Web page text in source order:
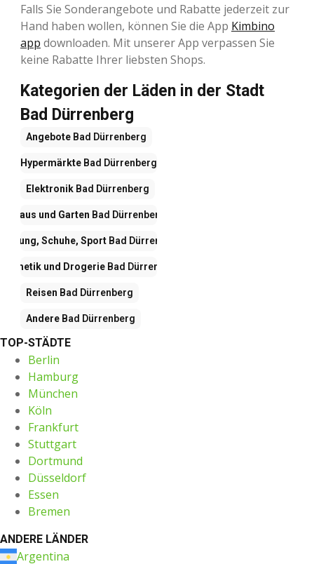
Falls Sie Sonderangebote und Rabatte jederzeit zur
Hand haben wollen, können Sie die App Kimbino
app downloaden. Mit unserer App verpassen Sie
keine Rabatte Ihrer liebsten Shops.
Kategorien der Läden in der Stadt
Bad Dürrenberg
Angebote Bad Dürrenberg
Hypermärkte Bad Dürrenberg
Elektronik Bad Dürrenberg
Haus und Garten Bad Dürrenberg
Schuhe, Sport Bad Dürrenberg
und Drogerie Bad Dürrenberg
Reisen Bad Dürrenberg
Andere Bad Dürrenberg
TOP-STÄDTE
Berlin
Hamburg
München
Köln
Frankfurt
Stuttgart
Dortmund
Düsseldorf
Essen
Bremen
ANDERE LÄNDER
Argentina